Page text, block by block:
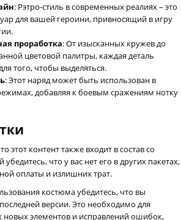
: Рэтро-стиль в современных реалиях – это
для вашей героини, привносящий в игру
проработка: От изысканных кружев до
цветовой палитры, каждая деталь
того, чтобы выделяться.
: Этот наряд может быть использован в
добавляя к боевым сражениям нотку
этот контент также входит в состав со
что у вас нет его в других пакетах,
оплаты и излишних трат.
костюма убедитесь, что вы
версии. Это необходимо для
новых элементов и исправлений ошибок,